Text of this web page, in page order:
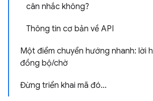
cân nhắc không?
Thông tin cơ bản về API
Một điểm chuyển hướng nhanh: lời
đồng bộ/chờ
Đừng triển khai mã đó…